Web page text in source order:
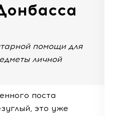
помощи для
личной
поста
это уже